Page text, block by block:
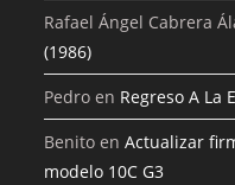
Rafael Ángel Cabrera
(1986)
Pedro en Regreso A La
Benito enActualizar
modelo 10C G3